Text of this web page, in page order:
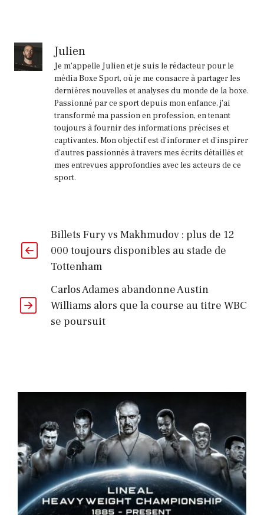
Julien
Je m'appelle Julien et je suis le rédacteur pour le
média Boxe Sport, où je me consacre à partager les
dernières nouvelles et analyses du monde de la boxe.
Passionné par ce sport depuis mon enfance, j'ai
transformé ma passion en profession, en tenant
toujours à fournir des informations précises et
captivantes. Mon objectif est d'informer et d'inspirer
d'autres passionnés à travers mes écrits détaillés et
mes entrevues approfondies avec les acteurs de ce
sport.
Billets Fury vs Makhmudov : plus de 12
000 toujours disponibles au stade de
Tottenham
Carlos Adames abandonne Austin
Williams alors que la course au titre WBC
se poursuit